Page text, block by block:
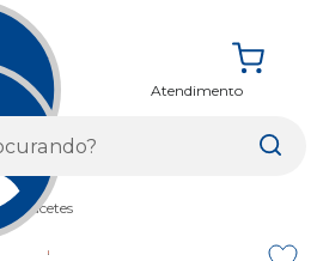
Atendimento
Capacetes